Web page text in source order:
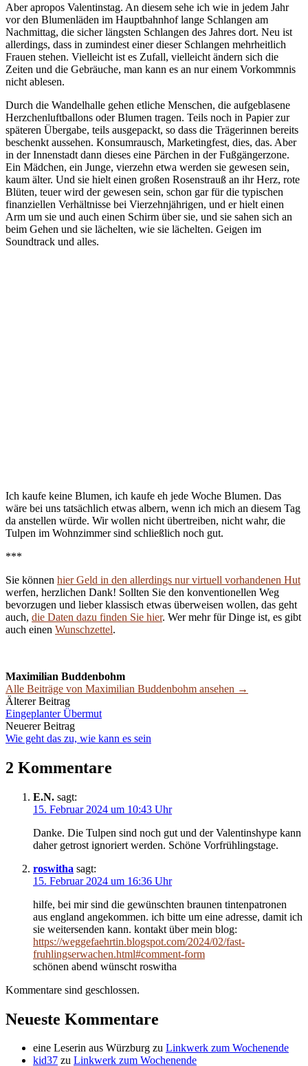
Aber apropos Valentinstag. An diesem sehe ich wie in jedem Jahr
vor den Blumenläden im Hauptbahnhof lange Schlangen am
Nachmittag, die sicher längsten Schlangen des Jahres dort. Neu ist
allerdings, dass in zumindest einer dieser Schlangen mehrheitlich
Frauen stehen. Vielleicht ist es Zufall, vielleicht ändern sich die
Zeiten und die Gebräuche, man kann es an nur einem Vorkommnis
nicht ablesen.
Durch die Wandelhalle gehen etliche Menschen, die aufgeblasene
Herzchenluftballons oder Blumen tragen. Teils noch in Papier zur
späteren Übergabe, teils ausgepackt, so dass die Trägerinnen bereits
beschenkt aussehen. Konsumrausch, Marketingfest, dies, das. Aber
in der Innenstadt dann dieses eine Pärchen in der Fußgängerzone.
Ein Mädchen, ein Junge, vierzehn etwa werden sie gewesen sein,
kaum älter. Und sie hielt einen großen Rosenstrauß an ihr Herz, rote
Blüten, teuer wird der gewesen sein, schon gar für die typischen
finanziellen Verhältnisse bei Vierzehnjährigen, und er hielt einen
Arm um sie und auch einen Schirm über sie, und sie sahen sich an
beim Gehen und sie lächelten, wie sie lächelten. Geigen im
Soundtrack und alles.
Ich kaufe keine Blumen, ich kaufe eh jede Woche Blumen. Das
wäre bei uns tatsächlich etwas albern, wenn ich mich an diesem Tag
da anstellen würde. Wir wollen nicht übertreiben, nicht wahr, die
Tulpen im Wohnzimmer sind schließlich noch gut.
***
Sie können hier Geld in den allerdings nur virtuell vorhandenen Hut
werfen, herzlichen Dank! Sollten Sie den konventionellen Weg
bevorzugen und lieber klassisch etwas überweisen wollen, das geht
auch, die Daten dazu finden Sie hier. Wer mehr für Dinge ist, es gibt
auch einen Wunschzettel.
Maximilian Buddenbohm
Alle Beiträge von Maximilian Buddenbohm ansehen →
Beitrags-
Navigation
Älterer Beitrag
Eingeplanter Übermut
Neuerer Beitrag
Wie geht das zu, wie kann es sein
2 Kommentare
E.N. sagt:
15. Februar 2024 um 10:43 Uhr
Danke. Die Tulpen sind noch gut und der Valentinshype kann
daher getrost ignoriert werden. Schöne Vorfrühlingstage.
roswitha sagt:
15. Februar 2024 um 16:36 Uhr
hilfe, bei mir sind die gewünschten braunen tintenpatronen
aus england angekommen. ich bitte um eine adresse, damit ich
sie weitersenden kann. kontakt über mein blog:
https://weggefaehrtin.blogspot.com/2024/02/fast-
fruhlingserwachen.html#comment-form
schönen abend wünscht roswitha
Kommentare sind geschlossen.
Neueste Kommentare
eine Leserin aus Würzburg zu Linkwerk zum Wochenende
kid37 zu Linkwerk zum Wochenende